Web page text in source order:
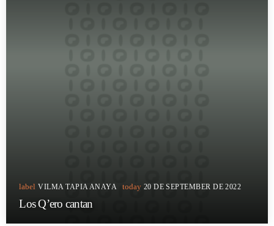
label VILMA TAPIA ANAYA today 20 DE SEPTEMBER DE 2022
Los Q’ero cantan